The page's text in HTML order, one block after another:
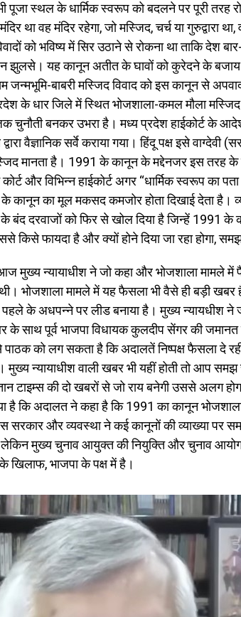
पूजा स्थल के धार्मिक स्वरूप को बदलने पर पूरी
था वह मंदिर रहेगा, जो मस्जिद, चर्च या गुरुद्वारा
को भविष्य में सिर उठाने से रोकना था ताकि देश
झुलसे। यह कानून अतीत के घावों को कुरेदने के बजाय
जन्मभूमि-बाबरी मस्जिद विवाद को इस कानून से
के धार जिले में स्थित भोजशाला-कमल मौला
चुनौती बनकर उभरा है। मध्य प्रदेश हाईकोर्ट के
द्वारा वैज्ञानिक सर्वे कराया गया। हिंदू पक्ष इसे
मानता है। 1991 के कानून के मद्देनजर इस तरह के
और विभिन्न हाईकोर्ट अगर “धार्मिक स्वरूप का
कानून का मूल मकसद कमजोर होता दिखाई देता है।
के बंद दरवाजों को फिर से खोल दिया है जिन्हें 1991
किसे फायदा है और क्यों होने दिया जा रहा होगा,
मुख्य न्यायाधीश ने जो कहा और भोजशाला मामले
थी। भोजशाला मामले में यह फैसला भी वैसे ही बड़ी
के अधपन्ने पर लीड बनाया है। मुख्य न्यायधीश ने
के साथ पूर्व भाजपा विधायक कुलदीप सेंगर की
को लग सकता है कि अदालतें निष्पक्ष फैसला दे
न्यायाधीश वाली खबर भी यहीं होती तो आप
टाइम्स की दो खबरों से जो राय बनेगी उससे अलग
है कि अदालत ने कहा है कि 1991 का कानून
सरकार और व्यवस्था ने कई कानूनों की व्याख्या पर
मुख्य चुनाव आयुक्त की नियुक्ति और चुनाव आयोग
खिलाफ, भाजपा के पक्ष में है।